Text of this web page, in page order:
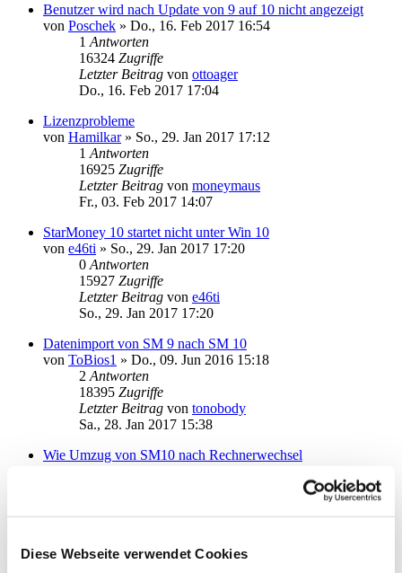
Diese Webseite verwendet Cookies
Benutzer wird nach Update von 9 auf 10 nicht angezeigt
von Poschek » Do., 16. Feb 2017 16:54
1 Antworten
16324 Zugriffe
Letzter Beitrag von ottoager
Do., 16. Feb 2017 17:04
Lizenzprobleme
von Hamilkar» So., 29. Jan 2017 17:12
1 Antworten
16925 Zugriffe
Letzter Beitrag von moneymaus
Fr., 03. Feb 2017 14:07
StarMoney 10 startet nicht unter Win 10
von e46ti » So., 29. Jan 2017 17:20
0 Antworten
15927 Zugriffe
Letzter Beitrag von e46ti
So., 29. Jan 2017 17:20
Datenimport von SM 9 nach SM 10
von ToBios1 » Do., 09. Jun 2016 15:18
2 Antworten
18395 Zugriffe
Letzter Beitrag von tonobody
Sa., 28. Jan 2017 15:38
Wie Umzug von SM10 nach Rechnerwechsel
Letzter Beitragvonkuddel